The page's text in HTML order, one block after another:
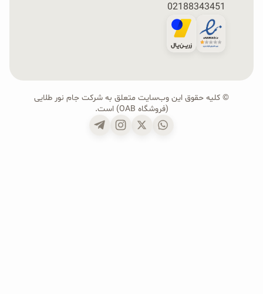
02188343451
© کلیه حقوق این وب‌سایت متعلق به شرکت جام نور طلایی
(فروشگاه OAB) است.